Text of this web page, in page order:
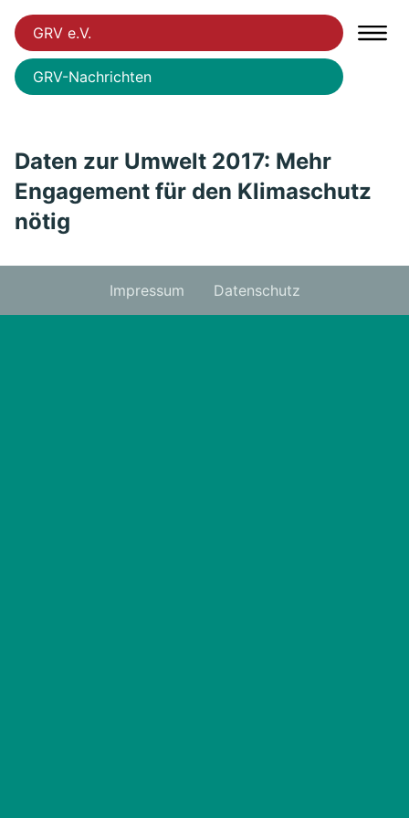
GRV e.V.
GRV-Nachrichten
Daten zur Umwelt 2017: Mehr
Engagement für den Klimaschutz
nötig
Impressum Datenschutz